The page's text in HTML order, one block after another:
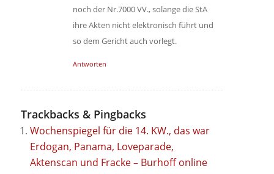
noch der Nr.7000 VV., solange die StA
ihre Akten nicht elektronisch führt und
so dem Gericht auch vorlegt.
Antworten
Trackbacks & Pingbacks
Wochenspiegel für die 14. KW., das war
Erdogan, Panama, Loveparade,
Aktenscan und Fracke – Burhoff online